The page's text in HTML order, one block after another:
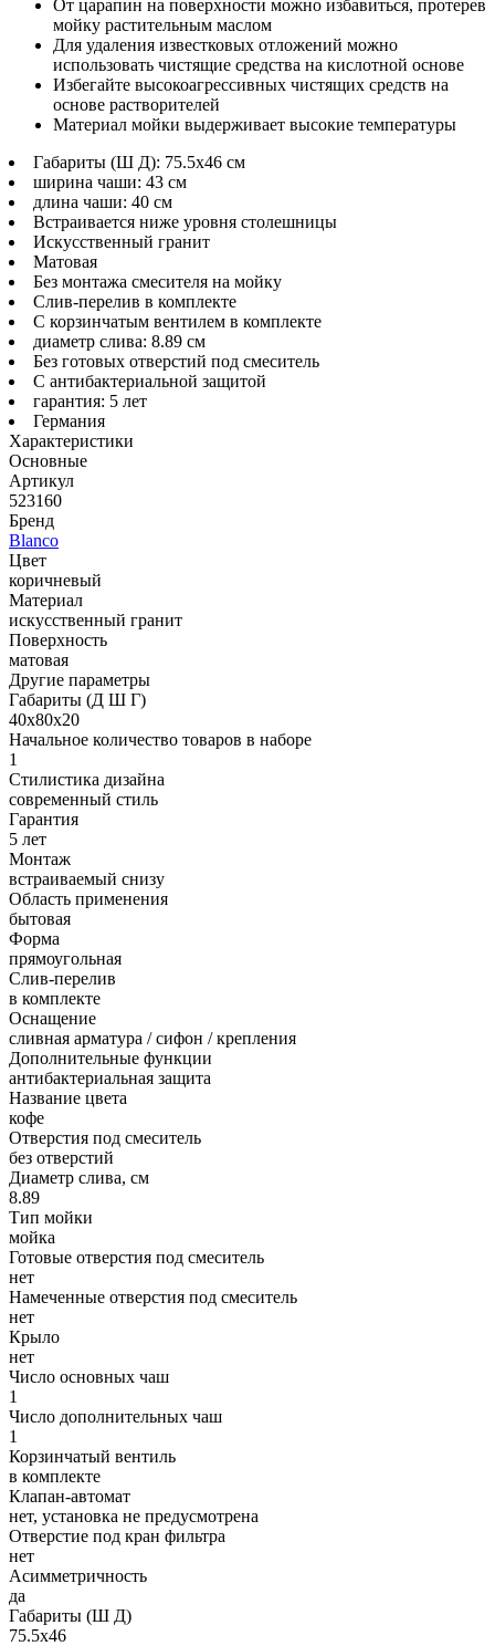
От царапин на поверхности можно избавиться, протерев
мойку растительным маслом
Для удаления известковых отложений можно
использовать чистящие средства на кислотной основе
Избегайте высокоагрессивных чистящих средств на
основе растворителей
Материал мойки выдерживает высокие температуры
Габариты (Ш Д): 75.5x46 см
ширина чаши: 43 см
длина чаши: 40 см
Встраивается ниже уровня столешницы
Искусственный гранит
Матовая
Без монтажа смесителя на мойку
Слив-перелив в комплекте
С корзинчатым вентилем в комплекте
диаметр слива: 8.89 см
Без готовых отверстий под смеситель
С антибактериальной защитой
гарантия: 5 лет
Германия
Характеристики
Основные
Артикул
523160
Бренд
Blanco
Цвет
коричневый
Материал
искусственный гранит
Поверхность
матовая
Другие параметры
Габариты (Д Ш Г)
40х80х20
Начальное количество товаров в наборе
1
Стилистика дизайна
современный стиль
Гарантия
5 лет
Монтаж
встраиваемый снизу
Область применения
бытовая
Форма
прямоугольная
Слив-перелив
в комплекте
Оснащение
сливная арматура / сифон / крепления
Дополнительные функции
антибактериальная защита
Название цвета
кофе
Отверстия под смеситель
без отверстий
Диаметр слива, см
8.89
Тип мойки
мойка
Готовые отверстия под смеситель
нет
Намеченные отверстия под смеситель
нет
Крыло
нет
Число основных чаш
1
Число дополнительных чаш
1
Корзинчатый вентиль
в комплекте
Клапан-автомат
нет, установка не предусмотрена
Отверстие под кран фильтра
нет
Асимметричность
да
Габариты (Ш Д)
75.5х46